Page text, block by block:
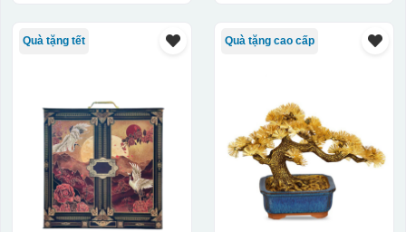
Quà tặng tết Quà tặng cao cấp